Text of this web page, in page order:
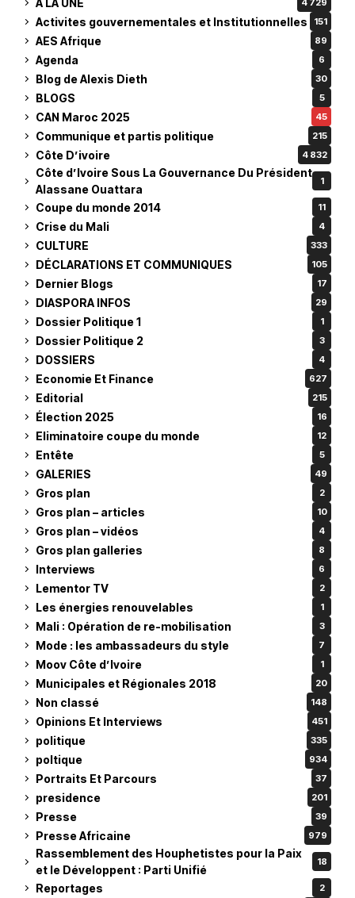
4 729
Activites gouvernementales et Institutionnelles 151
AES Afrique 89
Agenda 6
Blog de Alexis Dieth 30
BLOGS 5
CAN Maroc 2025 45
Communique et partis politique 215
Côte D’ivoire 4 832
Côte d’Ivoire Sous La Gouvernance Du Président
Alassane Ouattara
1
Coupe du monde 2014 11
Crise du Mali 4
CULTURE 333
DÉCLARATIONS ET COMMUNIQUES 105
Dernier Blogs 17
DIASPORA INFOS 29
Dossier Politique 1 1
Dossier Politique 2 3
DOSSIERS 4
Economie Et Finance 627
Editorial 215
Élection 2025 16
Eliminatoire coupe du monde 12
Entête 5
GALERIES 49
Gros plan 2
Gros plan – articles 10
Gros plan – vidéos 4
Gros plan galleries 8
Interviews 6
Lementor TV 2
Les énergies renouvelables 1
Mali : Opération de re-mobilisation 3
Mode : les ambassadeurs du style 7
Moov Côte d’Ivoire 1
Municipales et Régionales 2018 20
Non classé 148
Opinions Et Interviews 451
politique 335
poltique 934
Portraits Et Parcours 37
presidence 201
Presse 39
Presse Africaine 979
Rassemblement des Houphetistes pour la Paix
et le Développent : Parti Unifié
18
Reportages 2